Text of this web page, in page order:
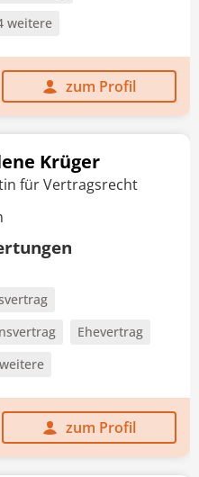
weitere
zum Profil
Krüger
für Vertragsrecht
Ehevertrag
zum Profil